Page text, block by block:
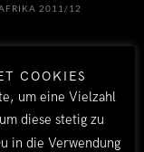
2011/12
COOKIES
um eine Vielzahl
diese stetig zu
in die Verwendung